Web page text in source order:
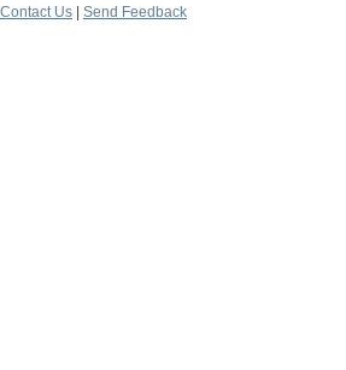
Contact Us | Send Feedback